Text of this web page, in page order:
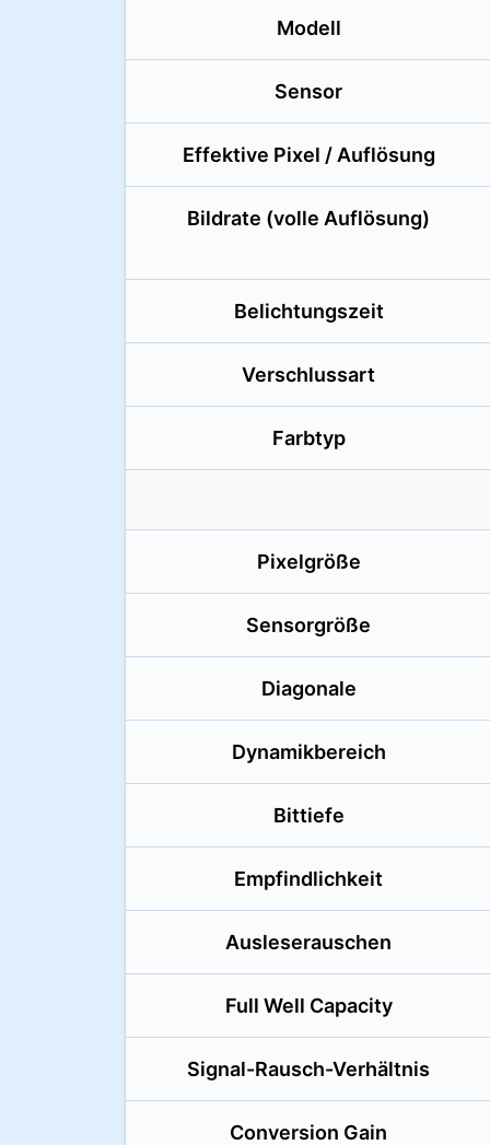
Modell
Sensor
Effektive Pixel / Auflösung
Bildrate (volle Auflösung)
Belichtungszeit
Verschlussart
Farbtyp
Pixelgröße
Sensorgröße
Diagonale
Dynamikbereich
Bittiefe
Empfindlichkeit
Ausleserauschen
Full Well Capacity
Signal-Rausch-Verhältnis
Conversion Gain